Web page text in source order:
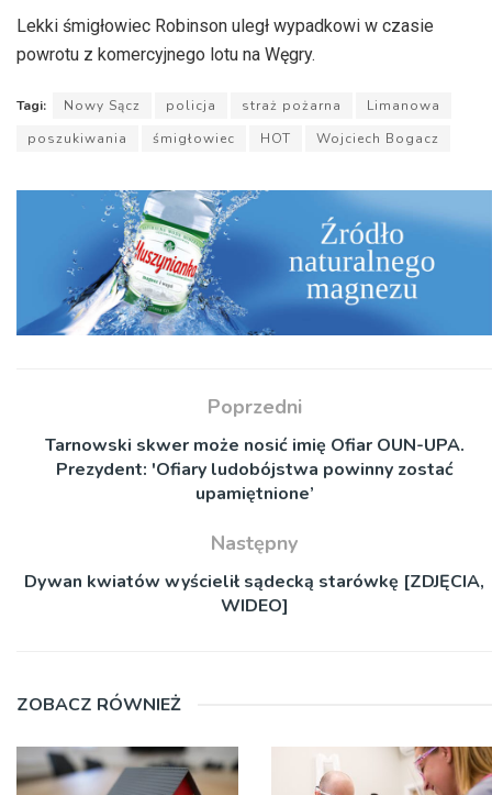
Lekki śmigłowiec Robinson uległ wypadkowi w czasie
powrotu z komercyjnego lotu na Węgry.
Tagi: Nowy Sącz policja straż pożarna
Limanowa
poszukiwania
śmigłowiec HOT Wojciech Bogacz
Poprzedni
Tarnowski skwer może nosić imię Ofiar OUN-UPA.
Prezydent: 'Ofiary ludobójstwa powinny zostać
upamiętnione’
Następny
Dywan kwiatów wyścielił sądecką starówkę [ZDJĘCIA,
WIDEO]
ZOBACZ RÓWNIEŻ